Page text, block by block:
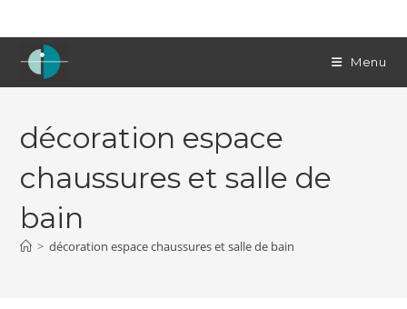
to
content
Menu
décoration espace
chaussures et salle de
bain
> décoration espace chaussures et salle de bain